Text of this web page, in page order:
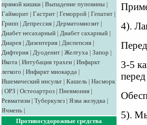
прямой кишки | Выпадение пуповины |
Гайморит | Гастрит | Геморрой | Гепатит |
Грипп | Депрессия | Дерматомиозит |
Диабет несахарный | Диабет сахарный |
Диарея | Дизентерия | Диспепсия |
Дифтерия | Дуоденит | Желтуха | Запор |
Икота | Интубация трахеи | Инфаркт
легкого | Инфаркт миокарда |
Ишемический инсульт | Кашель | Насморк
| ОРЗ | Остеоартроз | Пневмония |
Ревматизм | Туберкулез | Язва желудка |
Ячмень |
Противосудорожные средства
4).
3-5
5).